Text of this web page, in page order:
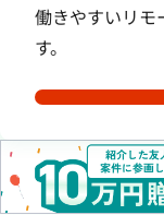
働きやすいリモ
す。